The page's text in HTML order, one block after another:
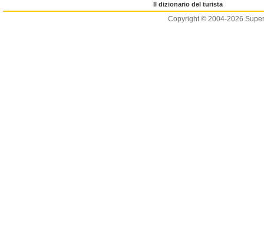
Il dizionario del turista
Copyright © 2004-2026